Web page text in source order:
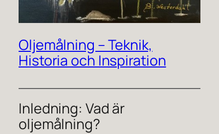
Oljemålning – Teknik,
Historia och Inspiration
Inledning: Vad är
oljemålning?